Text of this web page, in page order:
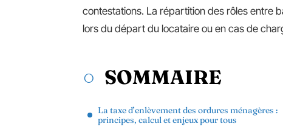
contestations. La répartition des rôles entre
lors du départ du locataire ou en cas de
SOMMAIRE
La taxe d’enlèvement des ordures ménagères :
principes, calcul et enjeux pour tous